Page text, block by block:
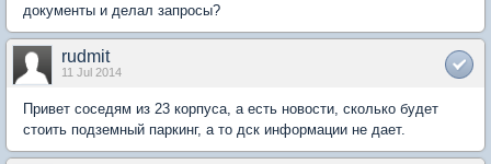
документы и делал запросы?
rudmit
11 Jul 2014
Привет соседям из 23 корпуса, а есть новости, сколько будет
стоить подземный паркинг, а то дск информации не дает.